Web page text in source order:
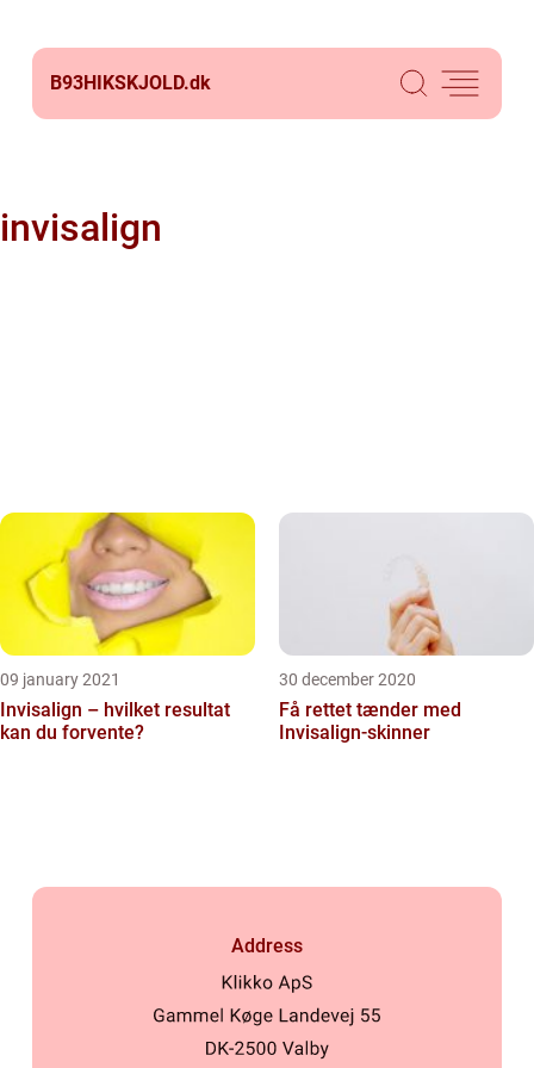
B93HIKSKJOLD.dk
invisalign
09 january 2021
Invisalign – hvilket resultat
kan du forvente?
30 december 2020
Få rettet tænder med
Invisalign-skinner
Address